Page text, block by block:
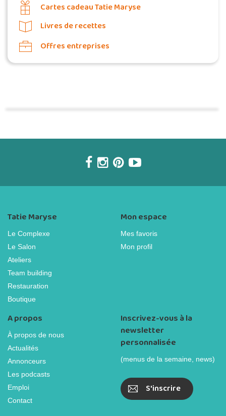
Cartes cadeau Tatie Maryse
Livres de recettes
Offres entreprises
Tatie Maryse
Le Complexe
Le Salon
Ateliers
Team building
Restauration
Boutique
Mon espace
Mes favoris
Mon profil
A propos
À propos de nous
Actualités
Annonceurs
Les podcasts
Emploi
Contact
Inscrivez-vous à la
newsletter
personnalisée
(menus de la semaine, news)
S'inscrire